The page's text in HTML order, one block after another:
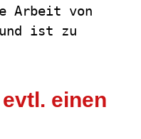
Arbeit von
ist zu
einen